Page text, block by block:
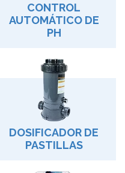
CONTROL
AUTOMÁTICO DE
PH
DOSIFICADOR DE
PASTILLAS